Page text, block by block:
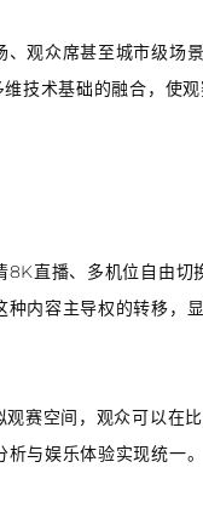
观众席甚至城市级场景
技术基础的融合，使
8K直播、多机位自由切
内容主导权的转移，
赛空间，观众可以在
与娱乐体验实现统一。